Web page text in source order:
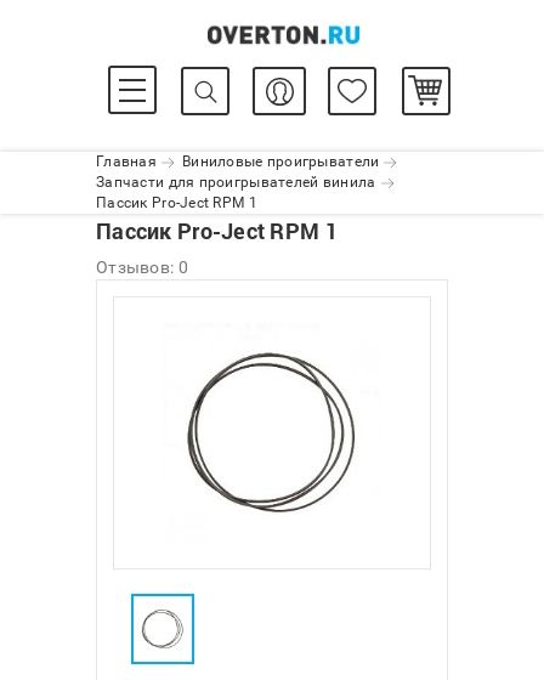
Главная
Виниловые проигрыватели
Запчасти для проигрывателей винила
Пассик Pro-Ject RPM 1
Пассик Pro-Ject RPM 1
Отзывов: 0